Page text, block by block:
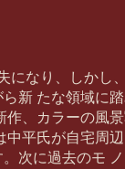
なり、しかし
新 たな領域に
作、カラーの風
中平氏が自宅周
次に過去のモ